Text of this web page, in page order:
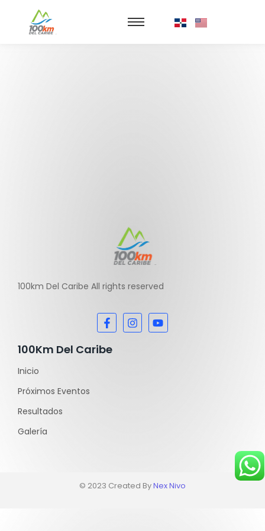
100km Del Caribe All rights reserved
100Km Del Caribe
Inicio
Próximos Eventos
Resultados
Galería
© 2023 Created ByNex Nivo